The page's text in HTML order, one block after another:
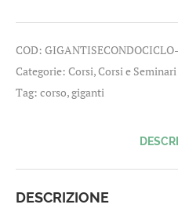
registrazioni
corso
on
sui
la
(secondo
COD:
Categorie: Corsi,Corsi e Seminari
Tag: corso,giganti
DESCRIZIONE